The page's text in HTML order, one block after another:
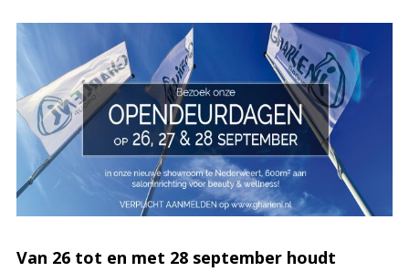
Van 26 tot en met 28 september houdt